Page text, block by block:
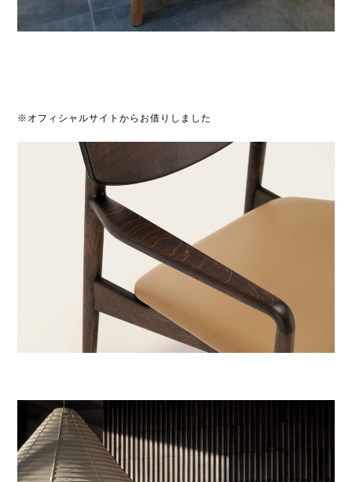
※オフィシャルサイトからお借りしました